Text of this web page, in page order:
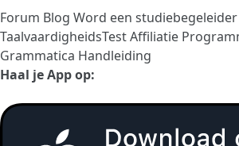
Forum Blog Word een studiebegeleider
TaalvaardigheidsTestAffiliatie
Grammatica Handleiding
Haal je App op: